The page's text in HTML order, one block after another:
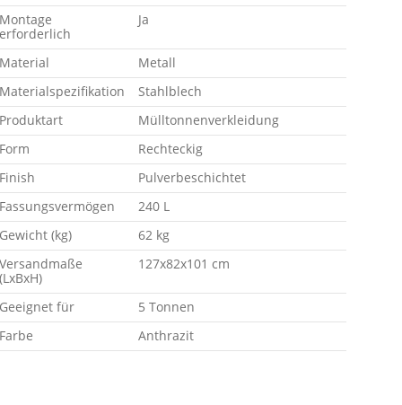
Montage
erforderlich
Ja
Material
Metall
Materialspezifikation
Stahlblech
Produktart
Mülltonnenverkleidung
Form
Rechteckig
Finish
Pulverbeschichtet
Fassungsvermögen
240 L
Gewicht (kg)
62 kg
Versandmaße
(LxBxH)
127x82x101 cm
Geeignet für
5 Tonnen
Farbe
Anthrazit